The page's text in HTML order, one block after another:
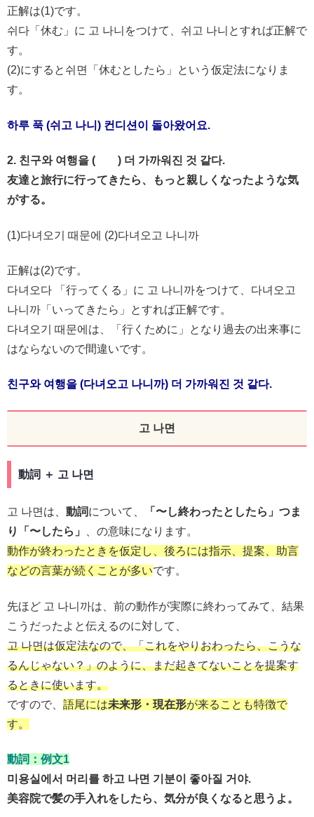
正解は(1)です。
쉬다「休む」に 고 나니をつけて、쉬고 나니とすれば正解で
す。
(2)にすると쉬면「休むとしたら」という仮定法になりま
す。
하루 푹 (쉬고 나니) 컨디션이 돌아왔어요.
2. 친구와 여행을 ( ) 더 가까워진 것 같다.
友達と旅行に行ってきたら、もっと親しくなったような気
がする。
(1)다녀오기 때문에 (2)다녀오고 나니까
正解は(2)です。
다녀오다 「行ってくる」に 고 나니까をつけて、다녀오고
나니까「いってきたら」とすれば正解です。
다녀오기 때문에は、「行くために」となり過去の出来事に
はならないので間違いです。
친구와 여행을 (다녀오고 나니까) 더 가까워진 것 같다.
고 나면
動詞 ＋ 고 나면
고 나면は、 動詞について、
「〜し終わったとしたら」つま
り「〜したら」
、の意味になります。
動作が終わったときを仮定し、後ろには指示、提案、助言
などの言葉が続くことが多いです。
先ほど 고 나니까は、前の動作が実際に終わってみて、結果
こうだったよと伝えるのに対して、
고 나면は仮定法なので、「これをやりおわったら、こうな
るんじゃない？」のように、まだ起きてないことを提案す
るときに使います。
ですので、 語尾には未来形・現在形が来ることも特徴で
す。
動詞：例文1
미용실에서 머리를 하고 나면 기분이 좋아질 거야.
美容院で髪の手入れをしたら、気分が良くなると思うよ。